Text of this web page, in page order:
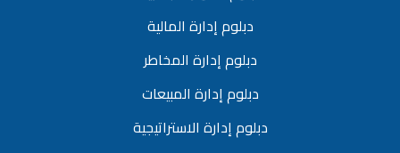
دبلوم إدارة المالية
دبلوم إدارة المخاطر
دبلوم إدارة المبيعات
دبلوم إدارة الاستراتيجية